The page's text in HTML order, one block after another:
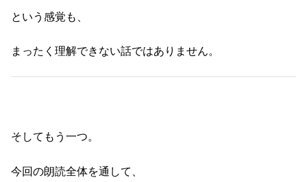
という感覚も、
まったく理解できない話ではありません。
そしてもう一つ。
今回の朗読全体を通して、